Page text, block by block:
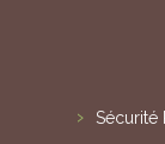
Sécurité